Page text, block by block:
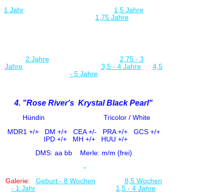
1 Jahr
1,5 Jahre
1,75 Jahre
2 Jahre
2,75 - 3
Jahre
3,5 - 4 Jahre
4,5
- 5 Jahre
4. "Rose River's Krystal Black Pearl"
Hündin Tricolor / White
MDR1 +/+ DM +/+ CEA +/-
PRA +/+ GCS +/+
IPD +/+MH +/+ HUU +/+
DMS: aa bbMerle: m/m (frei)
-
Galerie: Geburt - 8 Wochen
8,5 Wochen
- 1 Jahr 1,5 - 4 Jahre